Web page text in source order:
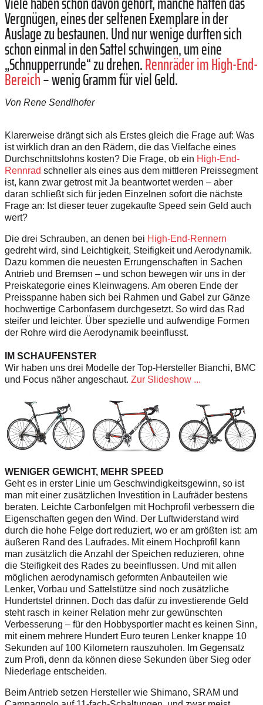
Vergnügen, eines der seltenen Exemplare in der
Auslage zu bestaunen. Und nur wenige durften sich
schon einmal in den Sattel schwingen, um eine
„Schnupperrunde“ zu drehen.Rennräder im High-End-
Bereich– wenig Gramm für viel Geld.
Von Rene Sendlhofer
Klarerweise drängt sich als Erstes gleich die Frage auf: Was
ist wirklich dran an den Rädern, die das Vielfache eines
Durchschnittslohns kosten? Die Frage, ob ein High-End-
Rennrad schneller als eines aus dem mittleren Preissegment
ist, kann zwar getrost mit Ja beantwortet werden – aber
daran schließt sich für jeden Einzelnen sofort die nächste
Frage an: Ist dieser teuer zugekaufte Speed sein Geld auch
wert?
Die drei Schrauben, an denen bei High-End-Rennern
gedreht wird, sind Leichtigkeit, Steifigkeit und Aerodynamik.
Dazu kommen die neuesten Errungenschaften in Sachen
Antrieb und Bremsen – und schon bewegen wir uns in der
Preiskategorie eines Kleinwagens. Am oberen Ende der
Preisspanne haben sich bei Rahmen und Gabel zur Gänze
hochwertige Carbonfasern durchgesetzt. So wird das Rad
steifer und leichter. Über spezielle und aufwendige Formen
der Rohre wird die Aerodynamik beeinflusst.
IM SCHAUFENSTER
Wir haben uns drei Modelle der Top-Hersteller Bianchi, BMC
und Focus näher angeschaut. Zur Slideshow ...
WENIGER GEWICHT, MEHR SPEED
Geht es in erster Linie um Geschwindigkeitsgewinn, so ist
man mit einer zusätzlichen Investition in Laufräder bestens
beraten. Leichte Carbonfelgen mit Hochprofil verbessern die
Eigenschaften gegen den Wind. Der Luftwiderstand wird
durch die hohe Felge dort reduziert, wo er am größten ist: am
äußeren Rand des Laufrades. Mit einem Hochprofil kann
man zusätzlich die Anzahl der Speichen reduzieren, ohne
die Steifigkeit des Rades zu beeinflussen. Und mit allen
möglichen aerodynamisch geformten Anbauteilen wie
Lenker, Vorbau und Sattelstütze sind noch zusätzliche
Hundertstel drinnen. Doch das dafür zu investierende Geld
steht rasch in keiner Relation mehr zur gewünschten
Verbesserung – für den Hobbysportler macht es keinen Sinn,
mit einem mehrere Hundert Euro teuren Lenker knappe 10
Sekunden auf 100 Kilometern rauszuholen. Im Gegensatz
zum Profi, denn da können diese Sekunden über Sieg oder
Niederlage entscheiden.
Beim Antrieb setzen Hersteller wie Shimano, SRAM und